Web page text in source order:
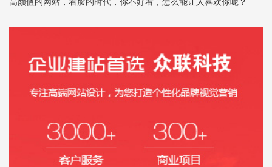
高颜值的网站，看脸的时代，你不好看，怎么能让人喜欢你呢？